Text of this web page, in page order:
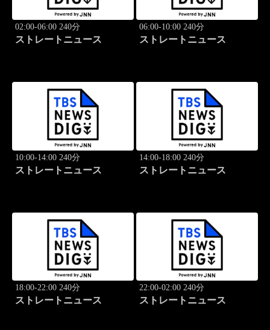
02:00-06:00 240分
ストレートニュース
06:00-10:00 240分
ストレートニュース
10:00-14:00 240分
ストレートニュース
14:00-18:00 240分
ストレートニュース
18:00-22:00 240分
ストレートニュース
22:00-02:00 240分
ストレートニュース